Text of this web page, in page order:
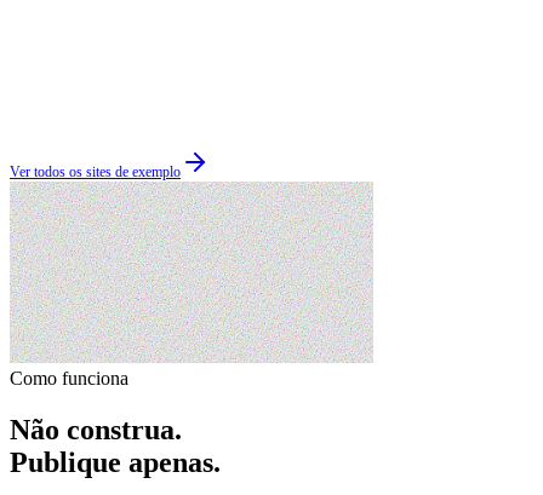
Ver todos os sites de exemplo
Como funciona
Não construa.
Publique apenas.